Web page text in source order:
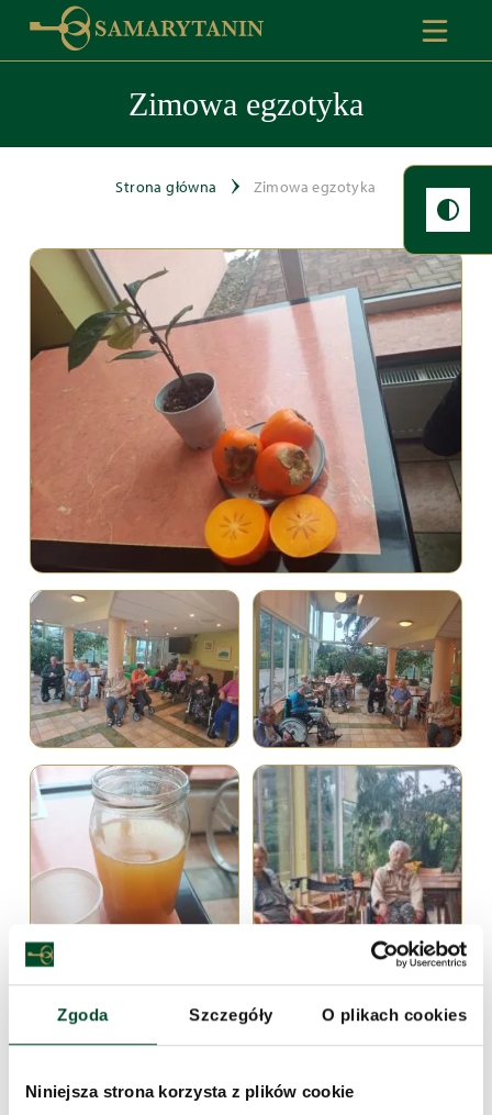
Zgoda Szczegóły O plikach cookies
Niniejsza strona korzysta z plików cookie
Zimowa egzotyka
Strona główna Zimowa egzotyka